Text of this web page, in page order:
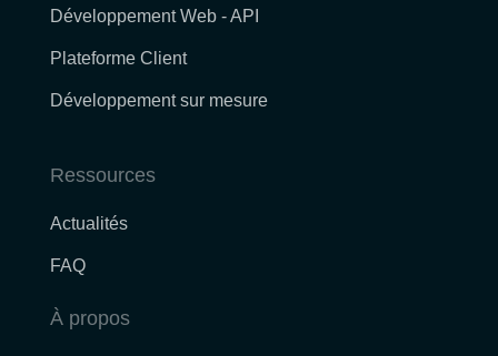
Développement Web - API
Plateforme Client
Développement sur mesure
Ressources
Actualités
FAQ
À propos